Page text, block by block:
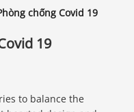
chống Covid 19
19
to balance the